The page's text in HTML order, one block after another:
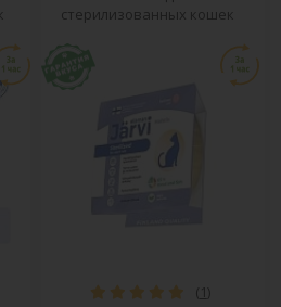
стерилизованных кошек
( 1)